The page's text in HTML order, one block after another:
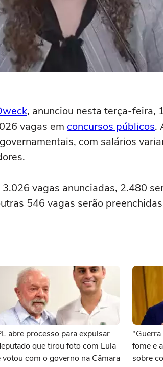
, anunciou nesta terça-feira,
vagas em concursos públicos.
com salários
vagas anunciadas, 2.480
546 vagas serão
abre processo para expulsar
que tirou foto com Lula
votou com o governo na Câmara
"Guerra
fome e
sobre